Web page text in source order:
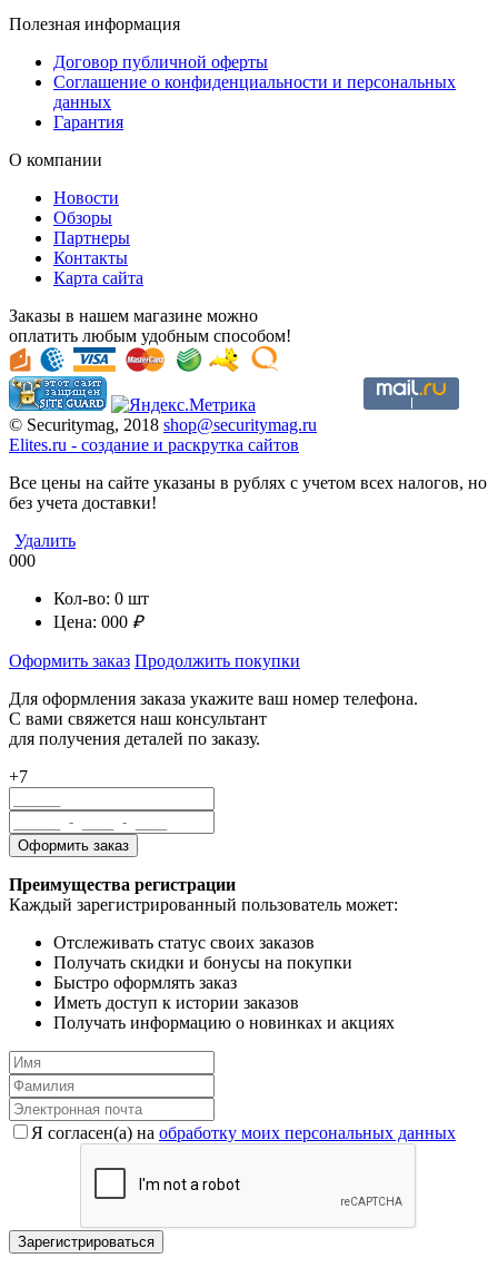
Полезная информация
Договор публичной оферты
Соглашение о конфиденциальности и персональных
данных
Гарантия
О компании
Новости
Обзоры
Партнеры
Контакты
Карта сайта
Заказы в нашем магазине можно
оплатить любым удобным способом!
© Securitymag, 2018 shop@securitymag.ru
Elites.ru - cоздание и раскрутка сайтов
Все цены на сайте указаны в рублях с учетом всех налогов, но
без учета доставки!
Удалить
000
Кол-во: 0 шт
Цена: 000 ₽
Оформить заказ Продолжить покупки
Для оформления заказа укажите ваш номер телефона.
С вами свяжется наш консультант
для получения деталей по заказу.
+7
Преимущества регистрации
Каждый зарегистрированный пользователь может:
Отслеживать статус своих заказов
Получать скидки и бонусы на покупки
Быстро оформлять заказ
Иметь доступ к истории заказов
Получать информацию о новинках и акциях
Я согласен(a) на обработку моих персональных данных